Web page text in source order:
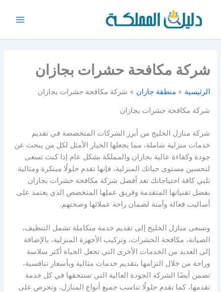
المحتوى
شركة مكافحة حشرات بجازان
الرئيسية منطقة جازان شركة مكافحة حشرات بجازان
شركة مكافحة حشرات بجازان
شركة منازل الخليج من أبرز الشركات المتخصصة في تقديم
خدمات منزلية شاملة، مما يجعلها الخيار الأمثل لكل من يبحث عن
جودة وكفاءة عالية بجازان والمملكة بشكل عام إذا كنت تسعى
لتحسين مستوى حياتك المنزلية، فإنها تقدم حلولًا مبتكرة ومثالية
تلبي كافة احتياجاتك تعد أفضل شركة مكافحة حشرات بجازان
بفضل تقنياتها المتقدمة وفريق عملها المتخصص الذي يعتمد على
أساليب فعالة وآمنة لضمان راحة عملائها وصحتهم.
وتسعى منازل الخليج إلى تقديم خدمة متكاملة تشمل التنظيف،
الصيانة، مكافحة الحشرات، وتركيب الأجهزة المنزلية، بالإضافة
إلى العديد من الخدمات الأخرى التي تجعل الحياة أكثر سلاسة
وراحة من خلال التزامها بتقديم خدمات مثالية وبأسعار تنافسية،
تضمن أيضًا الشركة الجودة العالية التي تستحقها في كل خدمة
تقدمها، كما تقدم حلولًا تناسب جميع أنواع المنازل، وتحرص على